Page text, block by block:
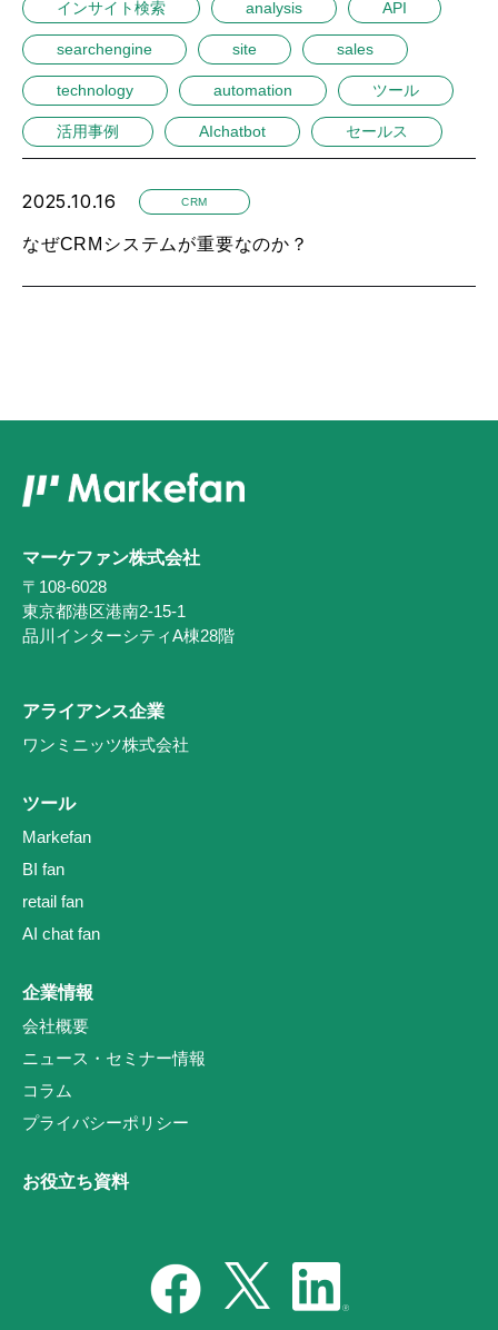
インサイト検索 analysis API
searchengine site sales
technology automation ツール
活用事例 AIchatbot セールス
2025.10.16 CRM
なぜCRMシステムが重要なのか？
マーケファン株式会社
〒108-6028
東京都港区港南2-15-1
品川インターシティA棟28階
アライアンス企業
ワンミニッツ株式会社
ツール
Markefan
BI fan
retail fan
AI chat fan
企業情報
会社概要
ニュース・セミナー情報
コラム
プライバシーポリシー
お役立ち資料